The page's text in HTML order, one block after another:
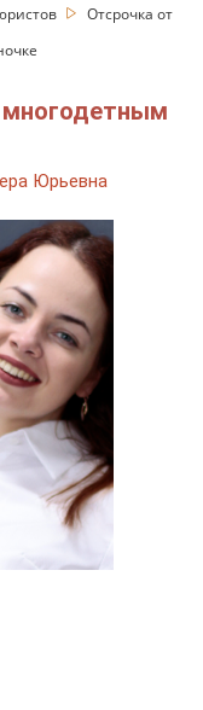
Отсрочка от
многодетным
Юрьевна